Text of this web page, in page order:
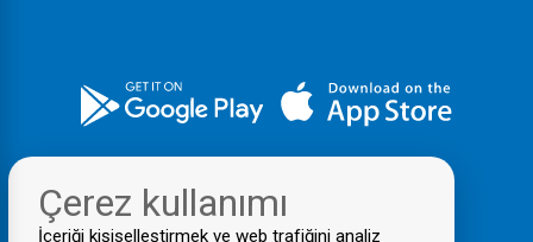
Çerez kullanımı
İçeriği kişiselleştirmek ve web trafiğini analiz